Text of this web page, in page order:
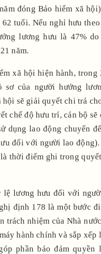
đóng Bảo hiểm xã
tuổi. Nếu nghỉ hưu
lương hưu là 47% do
năm.
xã hội hiện hành, trong
sơ của người hưởng
hội sẽ giải quyết chi trả
chế độ hưu trí, cán bộ sẽ
dụng lao động chuyển
đối với người lao
thời điểm ghi trong
lệ lương hưu đối với
định 178 là một bước
trách nhiệm của Nhà
hành chính và sắp xếp
phần bảo đảm